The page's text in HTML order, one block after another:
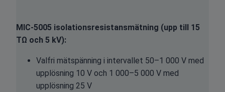
MIC-5005 isolationsresistansmätning (upp till 15
TΩ och 5 kV):
Valfri mätspänning i intervallet 50–1 000 V med
upplösning 10 V och 1 000–5 000 V med
upplösning 25 V